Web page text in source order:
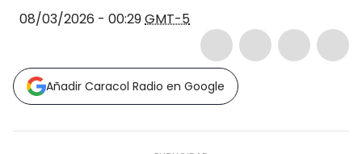
08/03/2026 - 00:29GMT-5
Añadir Caracol Radio en Google